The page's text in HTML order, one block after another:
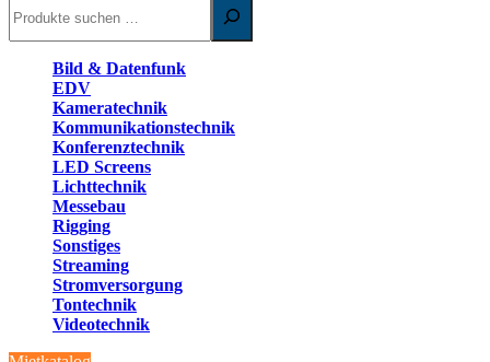
Bild & Datenfunk
EDV
Kameratechnik
Kommunikationstechnik
Konferenztechnik
LED Screens
Lichttechnik
Messebau
Rigging
Sonstiges
Streaming
Stromversorgung
Tontechnik
Videotechnik